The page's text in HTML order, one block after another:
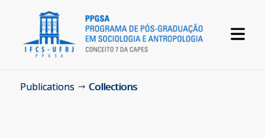
Publications Collections